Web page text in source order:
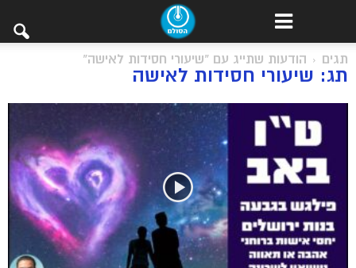
תגים הודעות שתייג עם "שיעורי חסידות לאישה"
תג: שיעורי חסידות לאישה